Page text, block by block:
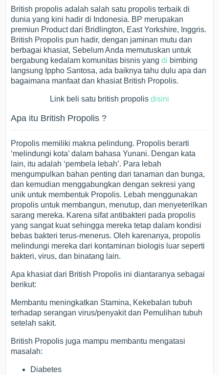
British propolis adalah salah satu propolis terbaik di
dunia yang kini hadir di Indonesia. BP merupakan
premiun Product dari Bridlington, East Yorkshire, Inggris.
British Propolis pun hadir, dengan jaminan mutu dan
berbagai khasiat, Sebelum Anda memutuskan untuk
bergabung kedalam komunitas bisnis yangdi bimbing
langsung Ippho Santosa, ada baiknya tahu dulu apa dan
bagaimana manfaat dan khasiat British Propolis.
Link beli satu british propolis disini
Apa itu British Propolis ?
Propolis memiliki makna pelindung. Propolis berarti
‘melindungi kota’ dalam bahasa Yunani. Dengan kata
lain, itu adalah ‘pembela lebah’. Para lebah
mengumpulkan bahan penting dari tanaman dan bunga,
dan kemudian menggabungkan dengan sekresi yang
unik untuk membentuk Propolis. Lebah menggunakan
propolis untuk membangun, menutup, dan menyeterilkan
sarang mereka. Karena sifat antibakteri pada propolis
yang sangat kuat sehingga mereka tetap dalam kondisi
bebas bakteri terus-menerus. Oleh karenanya, propolis
melindungi mereka dari kontaminan biologis luar seperti
bakteri, virus, dan binatang lain.
Apa khasiat dari British Propolis ini diantaranya sebagai
berikut:
Membantu meningkatkan Stamina, Kekebalan tubuh
terhadap serangan virus/penyakit dan Pemulihan tubuh
setelah sakit.
British Propolis juga mampu membantu mengatasi
masalah:
Diabetes